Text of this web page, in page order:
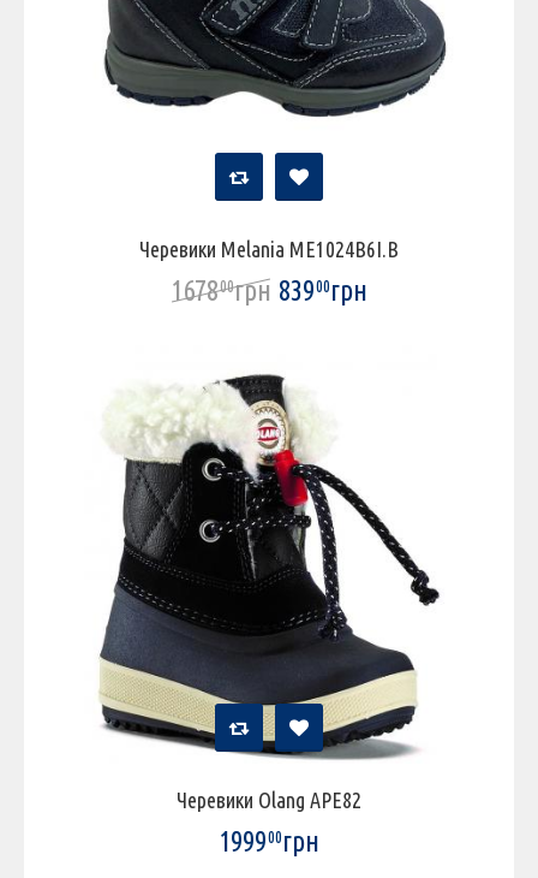
Черевики Melania ME1024B6I.B
167800грн 83900грн
Черевики Olang APE82
199900грн